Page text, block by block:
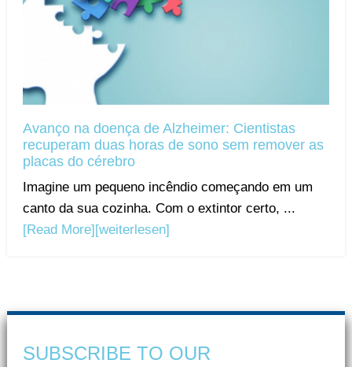
Avanço na doença de Alzheimer: Cientistas
recuperam duas horas de sono sem remover as
placas do cérebro
Imagine um pequeno incêndio começando em um
canto da sua cozinha. Com o extintor certo, ...
[Read More] [weiterlesen]
SUBSCRIBE TO OUR